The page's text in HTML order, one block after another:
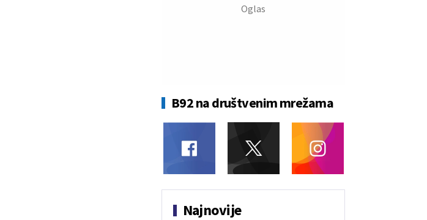
B92 na društvenim mrežama
Najnovije